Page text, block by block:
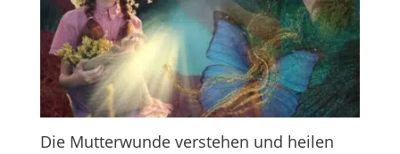
Die Mutterwunde verstehen und heilen